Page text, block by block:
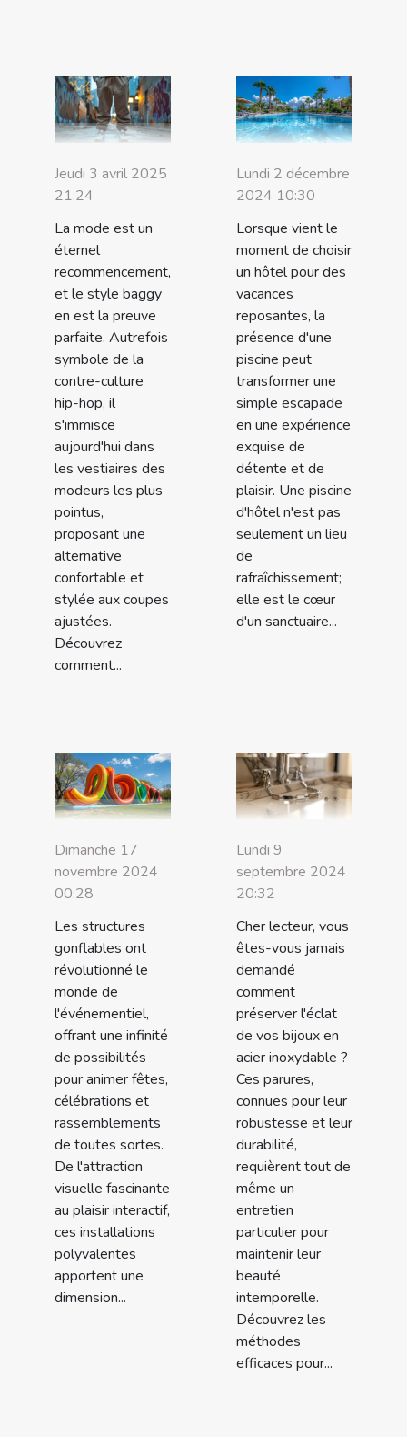
Jeudi 3 avril 2025
21:24
La mode est un
éternel
recommencement,
et le style baggy
en est la preuve
parfaite. Autrefois
symbole de la
contre-culture
hip-hop, il
s'immisce
aujourd'hui dans
les vestiaires des
modeurs les plus
pointus,
proposant une
alternative
confortable et
stylée aux coupes
ajustées.
Découvrez
comment...
Lundi 2 décembre
2024 10:30
Lorsque vient le
moment de choisir
un hôtel pour des
vacances
reposantes, la
présence d'une
piscine peut
transformer une
simple escapade
en une expérience
exquise de
détente et de
plaisir. Une piscine
d'hôtel n'est pas
seulement un lieu
de
rafraîchissement;
elle est le cœur
d'un sanctuaire...
Dimanche 17
novembre 2024
00:28
Les structures
gonflables ont
révolutionné le
monde de
l'événementiel,
offrant une infinité
de possibilités
pour animer fêtes,
célébrations et
rassemblements
de toutes sortes.
De l'attraction
visuelle fascinante
au plaisir interactif,
ces installations
polyvalentes
apportent une
dimension...
Lundi 9
septembre 2024
20:32
Cher lecteur, vous
êtes-vous jamais
demandé
comment
préserver l'éclat
de vos bijoux en
acier inoxydable ?
Ces parures,
connues pour leur
robustesse et leur
durabilité,
requièrent tout de
même un
entretien
particulier pour
maintenir leur
beauté
intemporelle.
Découvrez les
méthodes
efficaces pour...